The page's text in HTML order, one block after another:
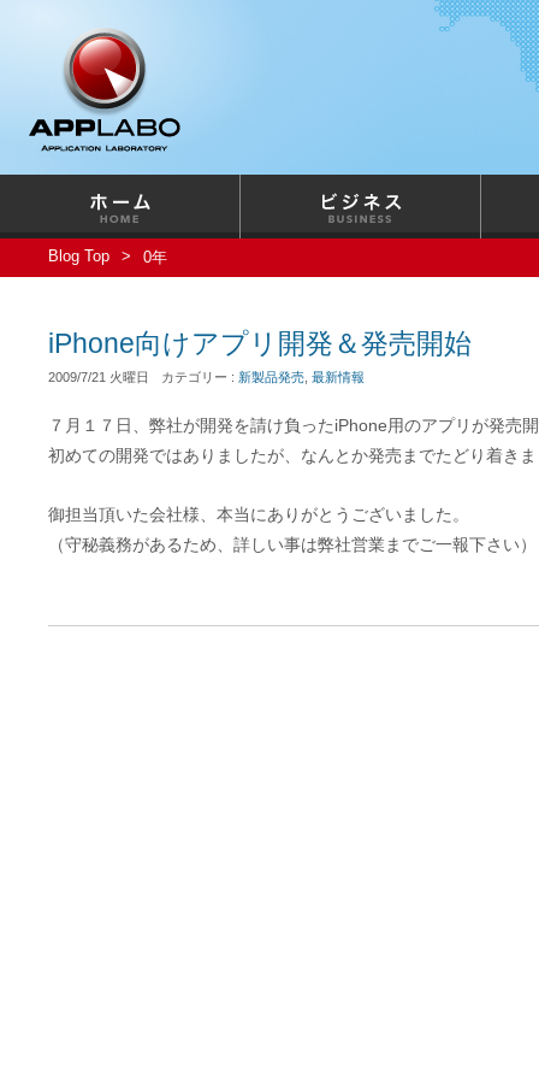
Blog Top 0年
iPhone向けアプリ開発＆発売開始
2009/7/21 火曜日 カテゴリー : 新製品発売 最新情報
７月１７日、弊社が開発を請け負ったiPhone用のアプリが発売
初めての開発ではありましたが、なんとか発売までたどり着き
御担当頂いた会社様、本当にありがとうございました。
（守秘義務があるため、詳しい事は弊社営業までご一報下さい）